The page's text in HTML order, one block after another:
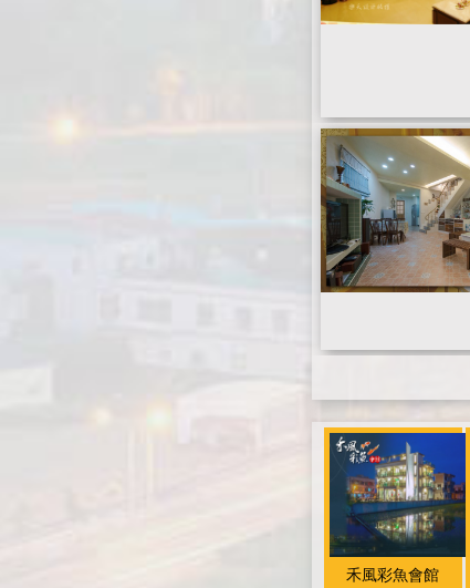
禾風彩魚會館